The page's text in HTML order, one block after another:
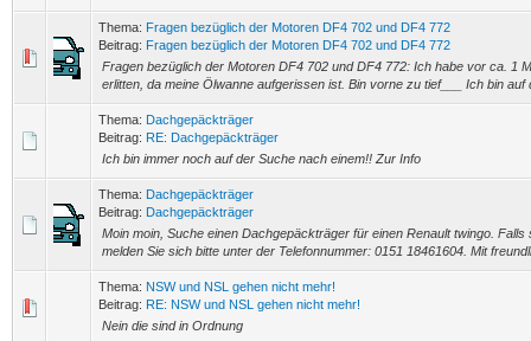
Thema: Fragen bezüglich der Motoren DF4 702 und DF4 772
Beitrag: Fragen bezüglich der Motoren DF4 702 und DF4 772
Fragen bezüglich der Motoren DF4 702 und DF4 772: Ich habe vor ca. 1
erlitten, da meine Ölwanne aufgerissen ist. Bin vorne zu tief___ Ich bin
Thema: Dachgepäckträger
Beitrag: RE: Dachgepäckträger
Ich bin immer noch auf der Suche nach einem!! Zur Info
Thema: Dachgepäckträger
Beitrag: Dachgepäckträger
Moin moin, Suche einen Dachgepäckträger für einen Renault twingo. Falls
melden Sie sich bitte unter der Telefonnummer: 0151 18461604. Mit
Thema: NSW und NSL gehen nicht mehr!
Beitrag: RE: NSW und NSL gehen nicht mehr!
Nein die sind in Ordnung